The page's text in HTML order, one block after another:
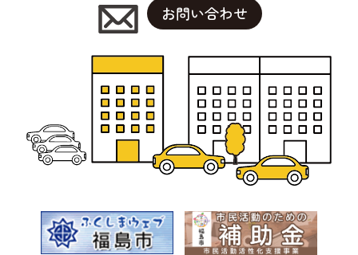
お問い合わせ